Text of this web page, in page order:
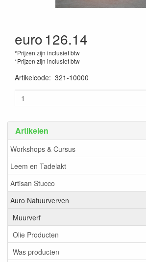
Artikelen
Workshops & Cursus
Leem en Tadelakt
Artisan Stucco
Auro Natuurverven
Muurverf
Olie Producten
Was producten
euro126.14
*Prijzen zijn inclusief btw
*Prijzen zijn inclusief btw
Artikelcode: 321-10000